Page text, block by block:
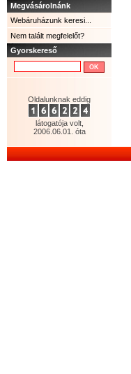
Megvásárolnánk
Webáruházunk keresi...
Nem talált megfelelőt?
Gyorskereső
Oldalunknak eddig
látogatója volt,
2006.06.01. óta